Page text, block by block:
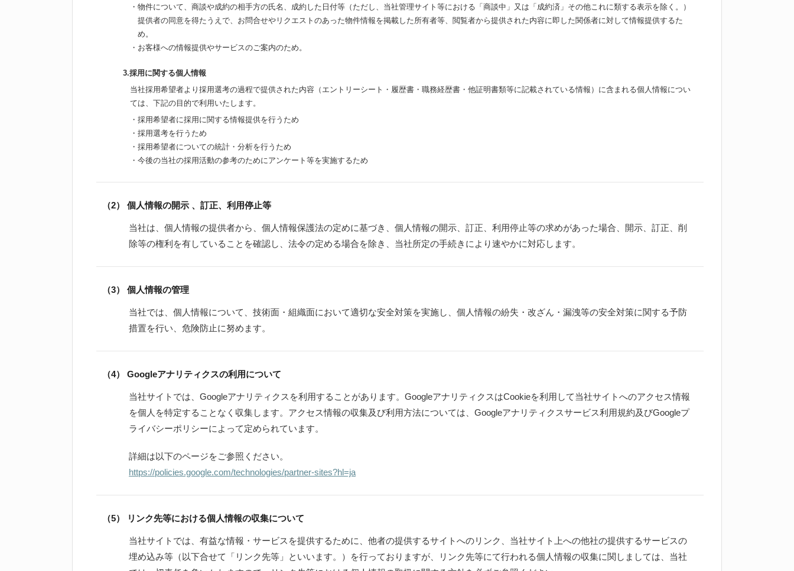
・物件について、商談や成約の相手方の氏名、成約した日付等（ただし、当社管理サイト等における「商談中」又は「成約済」その他これに類する表示を除く。）
提供者の同意を得たうえで、お問合せやリクエストのあった物件情報を掲載した所有者等、閲覧者から提供された内容に即した関係者に対して情報提供するた
め。
・お客様への情報提供やサービスのご案内のため。
3.採用に関する個人情報
当社採用希望者より採用選考の過程で提供された内容（エントリーシート・履歴書・職務経歴書・他証明書類等に記載されている情報）に含まれる個人情報につい
ては、下記の目的で利用いたします。
・採用希望者に採用に関する情報提供を行うため
・採用選考を行うため
・採用希望者についての統計・分析を行うため
・今後の当社の採用活動の参考のためにアンケート等を実施するため
（2） 個人情報の開示 、訂正、利用停止等
当社は、個人情報の提供者から、個人情報保護法の定めに基づき、個人情報の開示、訂正、利用停止等の求めがあった場合、開示、訂正、削
除等の権利を有していることを確認し、法令の定める場合を除き、当社所定の手続きにより速やかに対応します。
（3） 個人情報の管理
当社では、個人情報について、技術面・組織面において適切な安全対策を実施し、個人情報の紛失・改ざん・漏洩等の安全対策に関する予防
措置を行い、危険防止に努めます。
（4） Googleアナリティクスの利用について
当社サイトでは、Googleアナリティクスを利用することがあります。GoogleアナリティクスはCookieを利用して当社サイトへのアクセス情報
を個人を特定することなく収集します。アクセス情報の収集及び利用方法については、Googleアナリティクスサービス利用規約及びGoogleプ
ライバシーポリシーによって定められています。
詳細は以下のページをご参照ください。
https://policies.google.com/technologies/partner-sites?hl=ja
（5） リンク先等における個人情報の収集について
当社サイトでは、有益な情報・サービスを提供するために、他者の提供するサイトへのリンク、当社サイト上への他社の提供するサービスの
埋め込み等（以下合せて「リンク先等」といいます。）を行っておりますが、リンク先等にて行われる個人情報の収集に関しましては、当社